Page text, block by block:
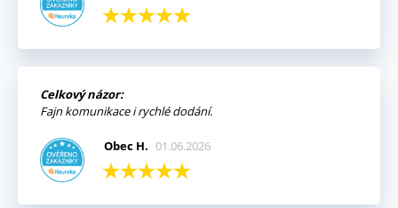
Celkový názor:
Fajn komunikace i rychlé dodání.
Obec H. 01.06.2026